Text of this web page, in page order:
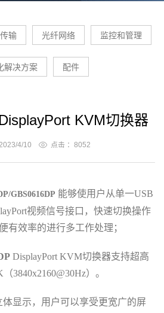
输 光纤网络 监控和管理
解决方案 配件
KVM切换器
4/10 点击 ： 8052
GBS0616DP 能够使用户从单一USB
视频信号接口 ， 快速切换操作
有效率的进行多工作处理 ；
DisplayPort KVM切换器支持超高
3840x2160@30Hz） 。
体显示 ， 用户可以享受更宽广的屏